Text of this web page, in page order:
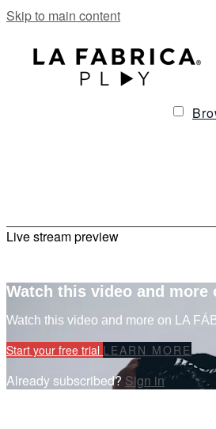
Skip to main content
Live stream preview
Watch this video and more
Watch this video and more on LA
Start your free trial LEARN MORE
Already subscribed? Sign in